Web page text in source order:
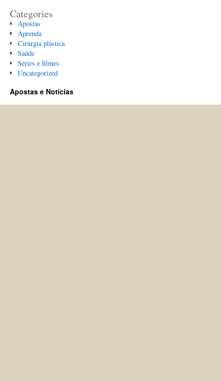
Categories
Apostas
Aprenda
Cirurgia plástica
Saúde
Séries e filmes
Uncategorized
Apostas e Notícias